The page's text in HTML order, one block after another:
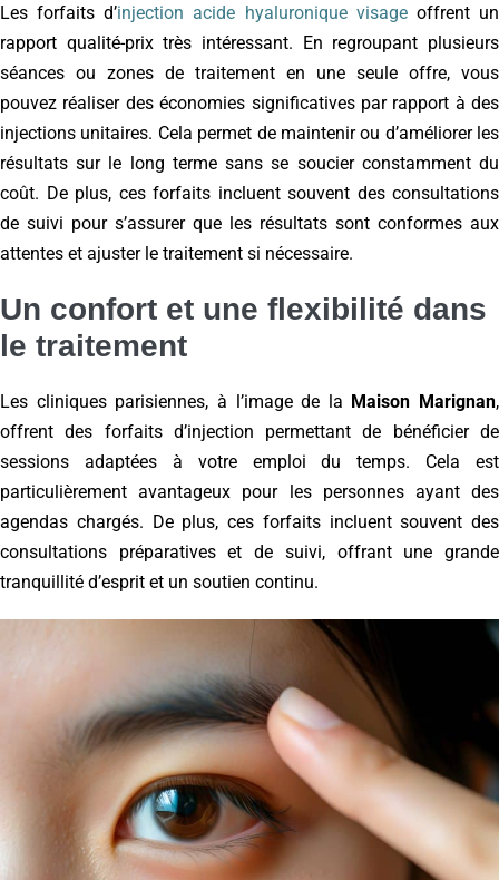
Les forfaits d’injection acide hyaluronique visageoffrent un
rapport qualité-prix très intéressant. En regroupant plusieurs
séances ou zones de traitement en une seule offre, vous
pouvez réaliser des économies significatives par rapport à des
injections unitaires. Cela permet de maintenir ou d’améliorer les
résultats sur le long terme sans se soucier constamment du
coût. De plus, ces forfaits incluent souvent des consultations
de suivi pour s’assurer que les résultats sont conformes aux
attentes et ajuster le traitement si nécessaire.
Un confort et une flexibilité dans
le traitement
Les cliniques parisiennes, à l’image de la Maison Marignan,
offrent des forfaits d’injection permettant de bénéficier de
sessions adaptées à votre emploi du temps. Cela est
particulièrement avantageux pour les personnes ayant des
agendas chargés. De plus, ces forfaits incluent souvent des
consultations préparatives et de suivi, offrant une grande
tranquillité d’esprit et un soutien continu.